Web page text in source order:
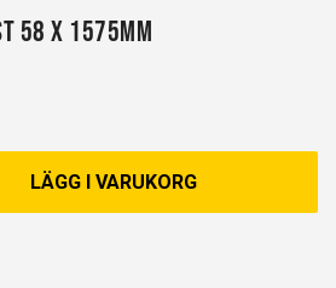
58 x 1575mm
LÄGG I VARUKORG